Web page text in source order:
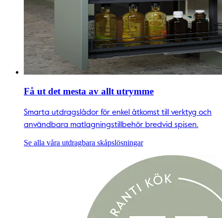
Få ut det mesta av allt utrymme
Smarta utdragslådor för enkel åtkomst till verktyg och
användbara matlagningstillbehör bredvid spisen.
Se alla våra utdragbara skåpslösningar